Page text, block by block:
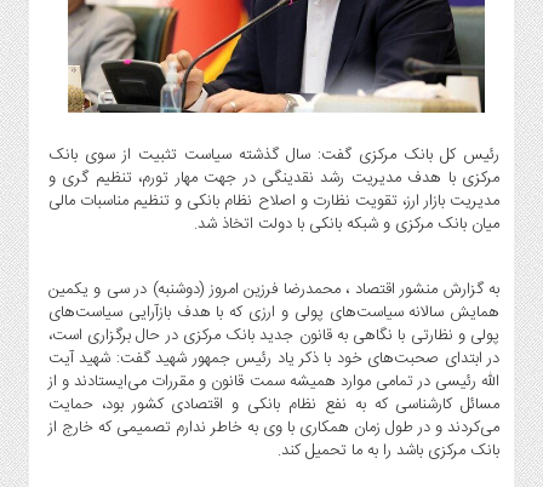
پتروشیمی
صنعت
و
خودرو
آپ
و
فن
آوری
،
بیمه
و
ارز
دیجیتال
کشاورزی
و
رئیس کل بانک مرکزی گفت: سال گذشته سیاست تثبیت از سوی بانک
مرکزی با هدف مدیریت رشد نقدینگی در جهت مهار تورم، تنظیم گری و
مدیریت بازار ارز، تقویت نظارت و اصلاح نظام بانکی و تنظیم مناسبات مالی
میان بانک مرکزی و شبکه بانکی با دولت اتخاذ شد.
به گزارش منشور اقتصاد ، محمدرضا فرزین امروز (دوشنبه) در سی و یکمین
همایش سالانه سیاست‌های پولی و ارزی که با هدف بازآرایی سیاست‌های
پولی و نظارتی با نگاهی به قانون جدید بانک مرکزی در حال برگزاری است،
در ابتدای صحبت‌های خود با ذکر یاد رئیس جمهور شهید گفت: شهید آیت
الله رئیسی در تمامی موارد همیشه سمت قانون و مقررات می‌ایستادند و از
مسائل کارشناسی که به نفع نظام بانکی و اقتصادی کشور بود، حمایت
می‌کردند و در طول زمان همکاری با وی به خاطر ندارم تصمیمی که خارج از
بانک مرکزی باشد را به ما تحمیل کند.